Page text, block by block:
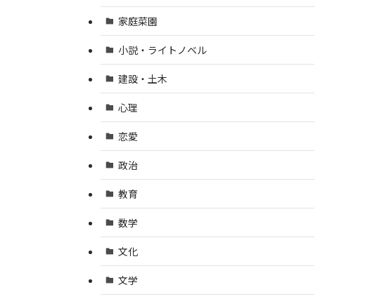
家庭菜園
小説・ライトノベル
建設・土木
心理
恋愛
政治
教育
数学
文化
文学